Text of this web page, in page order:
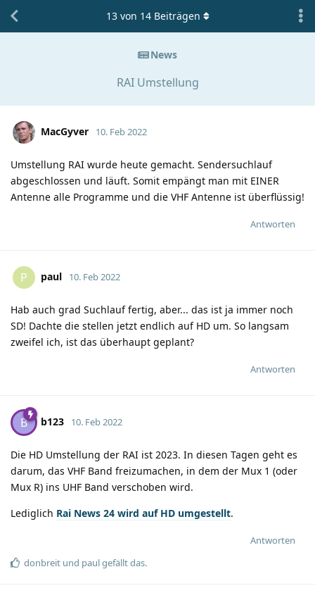
News
RAI Umstellung
13von 14Beiträgen
MacGyver 10. Feb 2022
Umstellung RAI wurde heute gemacht. Sendersuchlauf
abgeschlossen und läuft. Somit empängt man mit EINER
Antenne alle Programme und die VHF Antenne ist überflüssig!
Antworten
P paul 10. Feb 2022
Hab auch grad Suchlauf fertig, aber... das ist ja immer noch
SD! Dachte die stellen jetzt endlich auf HD um. So langsam
zweifel ich, ist das überhaupt geplant?
Antworten
B b123 10. Feb 2022
Die HD Umstellung der RAI ist 2023. In diesen Tagen geht es
darum, das VHF Band freizumachen, in dem der Mux 1 (oder
Mux R) ins UHF Band verschoben wird.
Lediglich Rai News 24 wird auf HD umgestellt.
Antworten
donbreit und paulgefällt das.